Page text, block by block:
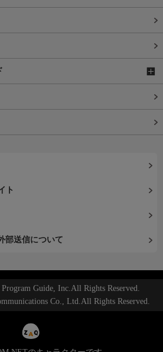
ト
部送信について
Guide, Inc.All Rights Reserved.
Co., Ltd.All Rights Reserved.